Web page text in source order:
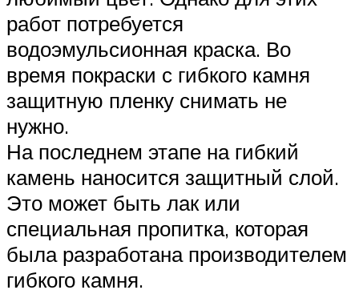
работ потребуется
водоэмульсионная краска. Во
время покраски с гибкого камня
защитную пленку снимать не
нужно.
На последнем этапе на гибкий
камень наносится защитный слой.
Это может быть лак или
специальная пропитка, которая
была разработана производителем
гибкого камня.